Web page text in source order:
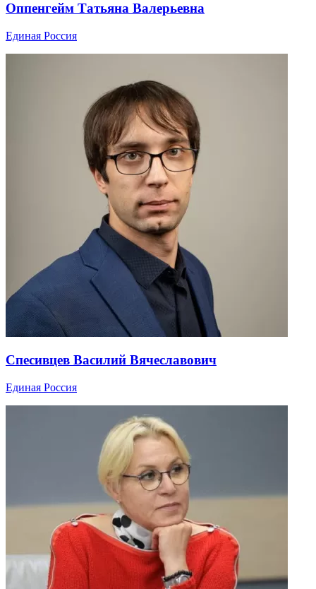
Оппенгейм Татьяна Валерьевна
Единая Россия
Спесивцев Василий Вячеславович
Единая Россия